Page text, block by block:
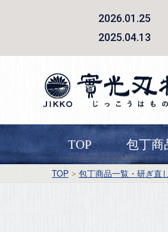
2026.01.25
2025.04.13
TOP 包丁商
TOP 包丁商品一覧・研ぎ直